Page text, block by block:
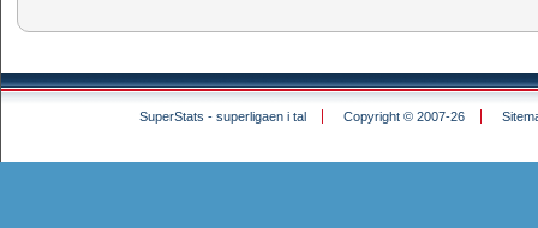
SuperStats - superligaen i tal Copyright © 2007-26